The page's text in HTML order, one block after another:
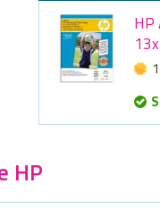
HP
HP